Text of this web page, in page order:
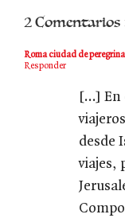
2 Comentarios
Roma ciudad de
Responder
[…] En
desde
viajes,